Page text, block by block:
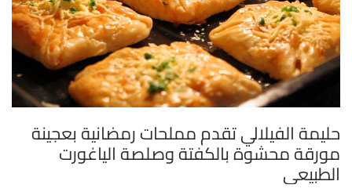
حليمة الفيلالي تقدم مملحات رمضانية بعجينة
مورقة محشوة بالكفتة وصلصة الياغورت
الطبيعي